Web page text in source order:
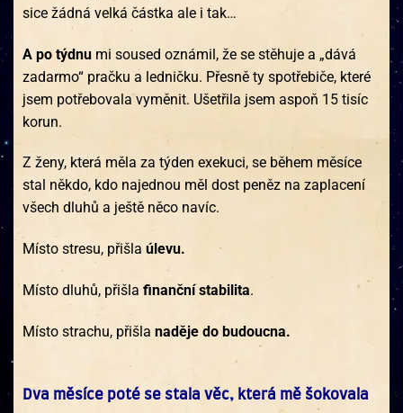
sice žádná velká částka ale i tak…
A po týdnu mi soused oznámil, že se stěhuje a „dává
zadarmo“ pračku a ledničku. Přesně ty spotřebiče, které
jsem potřebovala vyměnit. Ušetřila jsem aspoň 15 tisíc
korun.
Z ženy, která měla za týden exekuci, se během měsíce
stal někdo, kdo najednou měl dost peněz na zaplacení
všech dluhů a ještě něco navíc.
Místo stresu, přišla úlevu.
Místo dluhů, přišla finanční stabilita.
Místo strachu, přišla naděje do budoucna.
Dva měsíce poté se stala věc, která mě šokovala